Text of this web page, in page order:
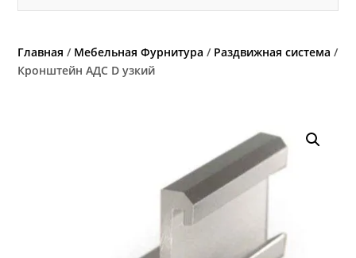
Главная / Мебельная Фурнитура / Раздвижная система /
Кронштейн АДС D узкий